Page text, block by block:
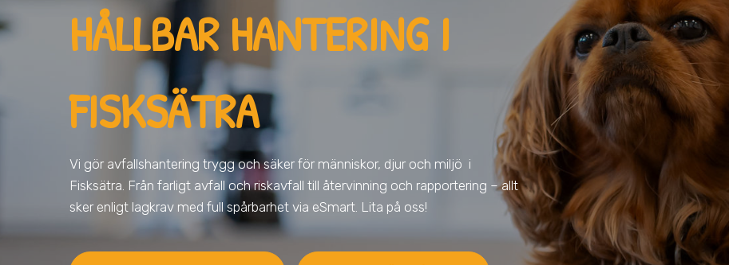
HÅLLBAR HANTERING I
FISKSÄTRA
Vi gör avfallshantering trygg och säker för människor, djur och miljö i
Fisksätra. Från farligt avfall och riskavfall till återvinning och rapportering – allt
sker enligt lagkrav med full spårbarhet via eSmart. Lita på oss!